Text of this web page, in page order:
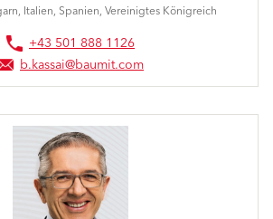
Italien, Spanien, Vereinigtes Königreich
+43 501 888 1126
b.kassai@baumit.com